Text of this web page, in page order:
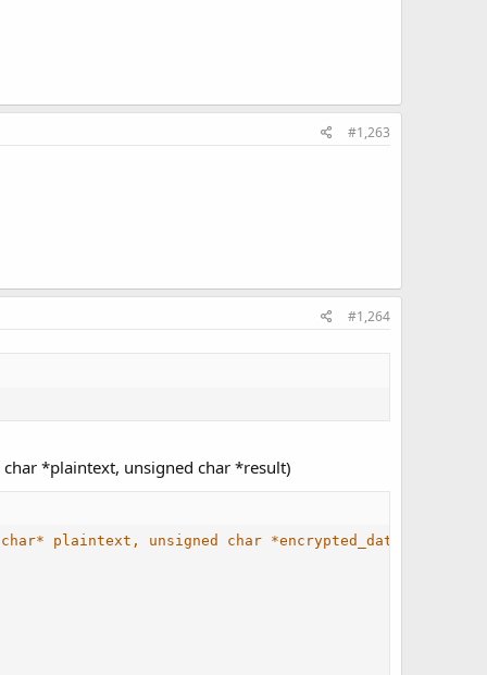
#1,263
#1,264
*plaintext, unsigned char *result)
plaintext, unsigned char *encrypted_data);